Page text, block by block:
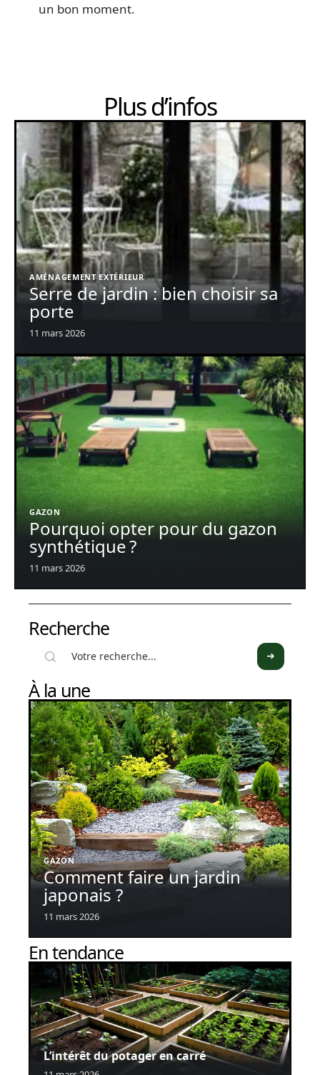
un bon moment.
Plus d’infos
AMÉNAGEMENT EXTÉRIEUR
Serre de jardin : bien choisir sa
porte
11 mars 2026
GAZON
Pourquoi opter pour du gazon
synthétique ?
11 mars 2026
Recherche
À la une
GAZON
Comment faire un jardin
japonais ?
11 mars 2026
En tendance
L’intérêt du potager en carré